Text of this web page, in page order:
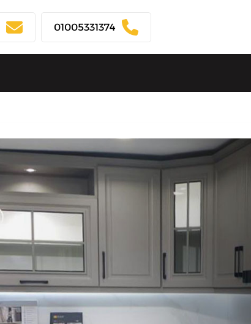
01005331374